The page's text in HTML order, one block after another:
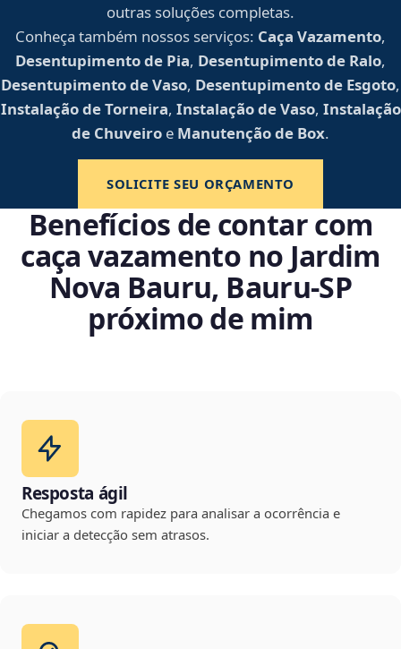
outras soluções completas.
Conheça também nossos serviços: Caça Vazamento,
Desentupimento de Pia, Desentupimento de Ralo,
Desentupimento de Vaso, Desentupimento de Esgoto,
Instalação de Torneira, Instalação de Vaso, Instalação
de Chuveiro e Manutenção de Box.
SOLICITE SEU ORÇAMENTO
Benefícios de contar com
caça vazamento no Jardim
Nova Bauru, Bauru‑SP
próximo de mim
Resposta ágil
Chegamos com rapidez para analisar a ocorrência e
iniciar a detecção sem atrasos.